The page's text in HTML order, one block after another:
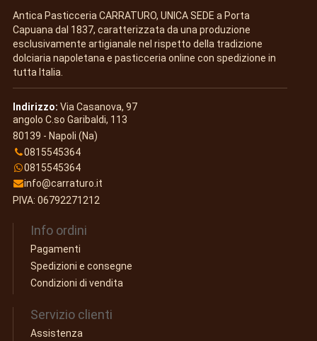
Antica Pasticceria CARRATURO, UNICA SEDE a Porta
Capuana dal 1837, caratterizzata da una produzione
esclusivamente artigianale nel rispetto della tradizione
dolciaria napoletana e pasticceria online con spedizione in
tutta Italia.
Indirizzo: Via Casanova, 97
angolo C.so Garibaldi, 113
80139 - Napoli (Na)
0815545364
0815545364
info@carraturo.it
PIVA: 06792271212
Info ordini
Pagamenti
Spedizioni e consegne
Condizioni di vendita
Servizio clienti
Assistenza